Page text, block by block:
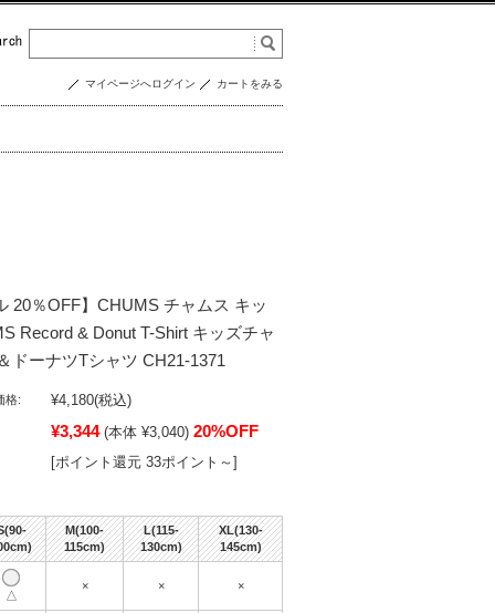
マイページへログイン カートをみる
20％OFF】CHUMS チャムス キッ
Record & Donut T-Shirt キッズチャ
ドーナツTシャツ CH21-1371
格: ¥4,180(税込)
¥3,344 (本体 ¥3,040) 20%OFF
[ポイント還元 33ポイント～]
M(100-
115cm)
L(115-
130cm)
XL(130-
145cm)
△
× × ×